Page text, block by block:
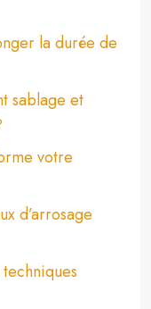
la durée de
sablage et
votre
d’arrosage